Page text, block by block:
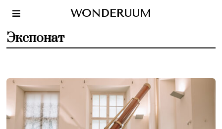
WONDERUUM
Экспонат